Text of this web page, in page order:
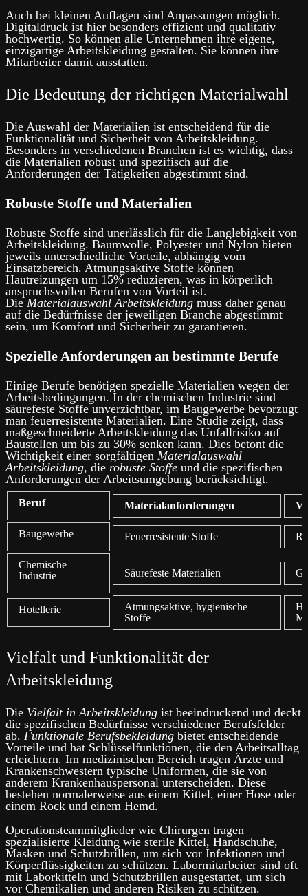
Auch bei kleinen Auflagen sind Anpassungen möglich.
Digitaldruck ist hier besonders effizient und qualitativ
hochwertig. So können alle Unternehmen ihre eigene,
einzigartige Arbeitskleidung gestalten. Sie können ihre
Mitarbeiter damit ausstatten.
Die Bedeutung der richtigen Materialwahl
Die Auswahl der Materialien ist entscheidend für die
Funktionalität und Sicherheit von Arbeitskleidung.
Besonders in verschiedenen Branchen ist es wichtig, dass
die Materialien robust und spezifisch auf die
Anforderungen der Tätigkeiten abgestimmt sind.
Robuste Stoffe und Materialien
Robuste Stoffe sind unerlässlich für die Langlebigkeit von
Arbeitskleidung. Baumwolle, Polyester und Nylon bieten
jeweils unterschiedliche Vorteile, abhängig vom
Einsatzbereich. Atmungsaktive Stoffe können
Hautreizungen um 15% reduzieren, was in körperlich
anspruchsvollen Berufen von Vorteil ist.
Die Materialauswahl Arbeitskleidung muss daher genau
auf die Bedürfnisse der jeweiligen Branche abgestimmt
sein, um Komfort und Sicherheit zu garantieren.
Spezielle Anforderungen an bestimmte Berufe
Einige Berufe benötigen spezielle Materialien wegen der
Arbeitsbedingungen. In der chemischen Industrie sind
säurefeste Stoffe unverzichtbar, im Baugewerbe bevorzugt
man feuerresistente Materialien. Eine Studie zeigt, dass
maßgeschneiderte Arbeitskleidung das Unfallrisiko auf
Baustellen um bis zu 30% senken kann. Dies betont die
Wichtigkeit einer sorgfältigen Materialauswahl
Arbeitskleidung, die robuste Stoffe und die spezifischen
Anforderungen der Arbeitsumgebung berücksichtigt.
Beruf Materialanforderungen
Baugewerbe Feuerresistente Stoffe
Chemische
Industrie
Säurefeste Materialien
Hotellerie
Atmungsaktive, hygienische
Stoffe
Vielfalt und Funktionalität der
Arbeitskleidung
Die Vielfalt in Arbeitskleidung ist beeindruckend und deckt
die spezifischen Bedürfnisse verschiedener Berufsfelder
ab. Funktionale Berufsbekleidung bietet entscheidende
Vorteile und hat Schlüsselfunktionen, die den Arbeitsalltag
erleichtern. Im medizinischen Bereich tragen Ärzte und
Krankenschwestern typische Uniformen, die sie von
anderem Krankenhauspersonal unterscheiden. Diese
bestehen normalerweise aus einem Kittel, einer Hose oder
einem Rock und einem Hemd.
Operationsteammitglieder wie Chirurgen tragen
spezialisierte Kleidung wie sterile Kittel, Handschuhe,
Masken und Schutzbrillen, um sich vor Infektionen und
Körperflüssigkeiten zu schützen. Labormitarbeiter sind oft
mit Laborkitteln und Schutzbrillen ausgestattet, um sich
vor Chemikalien und anderen Risiken zu schützen.